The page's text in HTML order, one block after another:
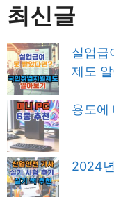
최신글
실업급
제도
용도에
2024